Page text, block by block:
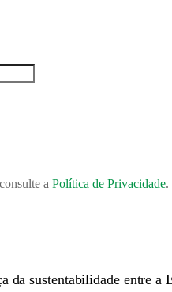
a Política de Privacidade.
da sustentabilidade entre a